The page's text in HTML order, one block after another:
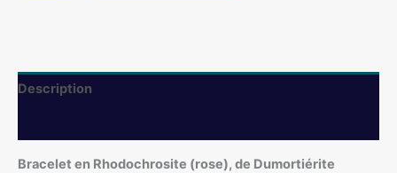
Description
Bracelet en Rhodochrosite (rose), de Dumortiérite